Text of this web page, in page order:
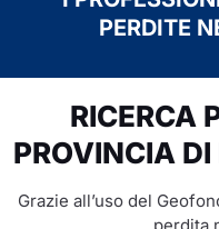
PERDITE
RICERCA
PROVINCIA
Grazie all’uso del